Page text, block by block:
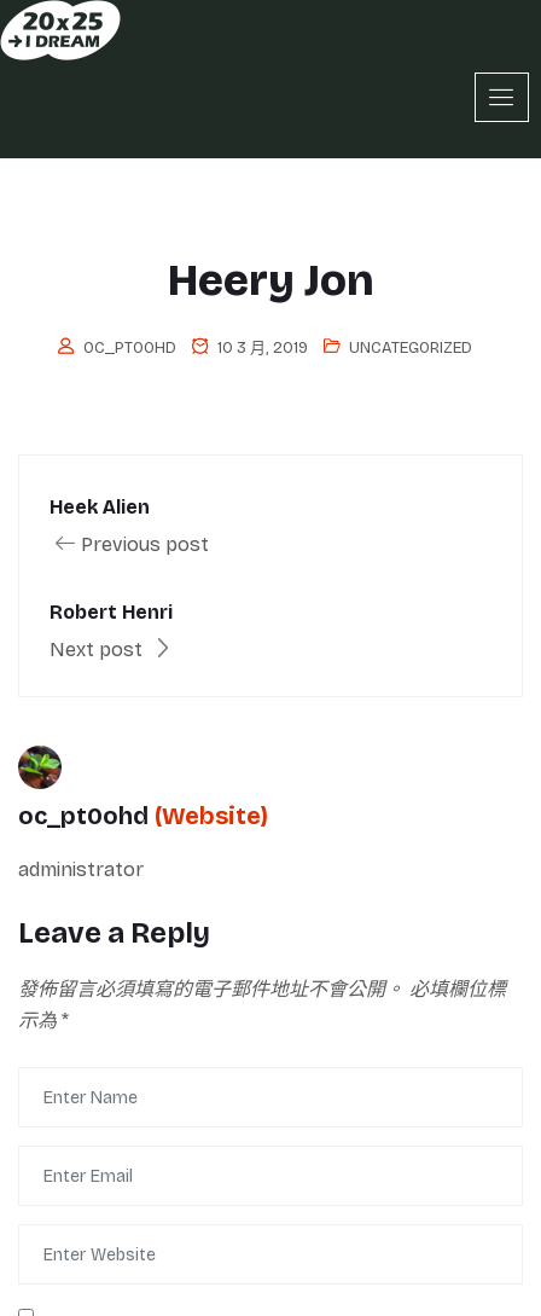
Heery Jon
OC_PT0OHD 10 3 月, 2019 UNCATEGORIZED
Heek Alien
Previous post
Robert Henri
Next post
oc_pt0ohd (Website)
administrator
Leave a Reply
發佈留言必須填寫的電子郵件地址不會公開。 必填欄位標
示為 *